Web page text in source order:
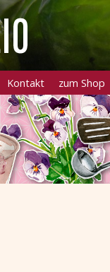
Kontakt zum Shop